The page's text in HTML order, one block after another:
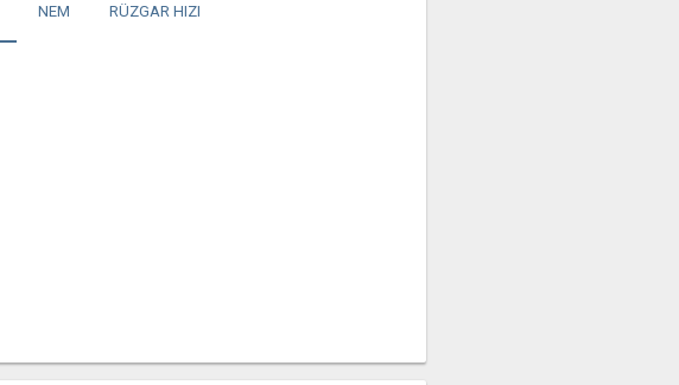
NEM RÜZGAR HIZI